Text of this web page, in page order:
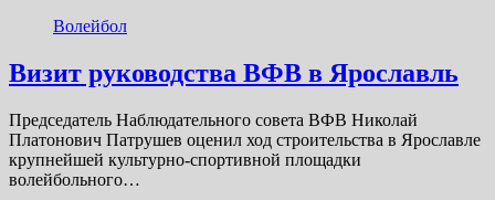
Волейбол
Визит руководства ВФВ в Ярославль
Председатель Наблюдательного совета ВФВ Николай
Платонович Патрушев оценил ход строительства в Ярославле
крупнейшей культурно-спортивной площадки
волейбольного…